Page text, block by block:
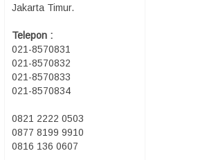
Jakarta Timur.
Telepon :
021-8570831
021-8570832
021-8570833
021-8570834
0821 2222 0503
0877 8199 9910
0816 136 0607